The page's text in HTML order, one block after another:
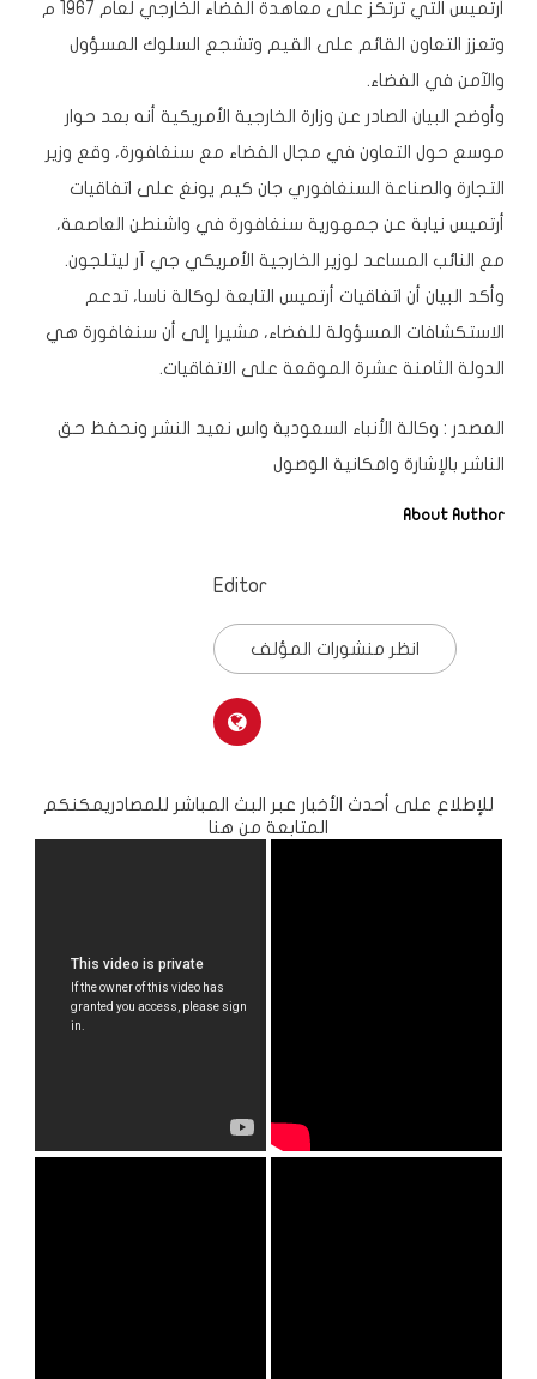
أرتميس التي ترتكز على معاهدة الفضاء الخارجي لعام 1967 م
وتعزز التعاون القائم على القيم وتشجع السلوك المسؤول
والآمن في الفضاء.
وأوضح البيان الصادر عن وزارة الخارجية الأمريكية أنه بعد حوار
موسع حول التعاون في مجال الفضاء مع سنغافورة، وقع وزير
التجارة والصناعة السنغافوري جان كيم يونغ على اتفاقيات
أرتميس نيابة عن جمهورية سنغافورة في واشنطن العاصمة،
مع النائب المساعد لوزير الخارجية الأمريكي جي آر ليتلجون.
وأكد البيان أن اتفاقيات أرتميس التابعة لوكالة ناسا، تدعم
الاستكشافات المسؤولة للفضاء، مشيرا إلى أن سنغافورة هي
الدولة الثامنة عشرة الموقعة على الاتفاقيات.
المصدر : وكالة الأنباء السعودية واسنعيد النشر ونحفظ حق
الناشر بالإشارة وامكانية الوصول
About Author
Editor
انظر منشورات المؤلف
للإطلاع على أحدث الأخبار عبر البث المباشر للمصادريمكنكم
المتابعة من هنا